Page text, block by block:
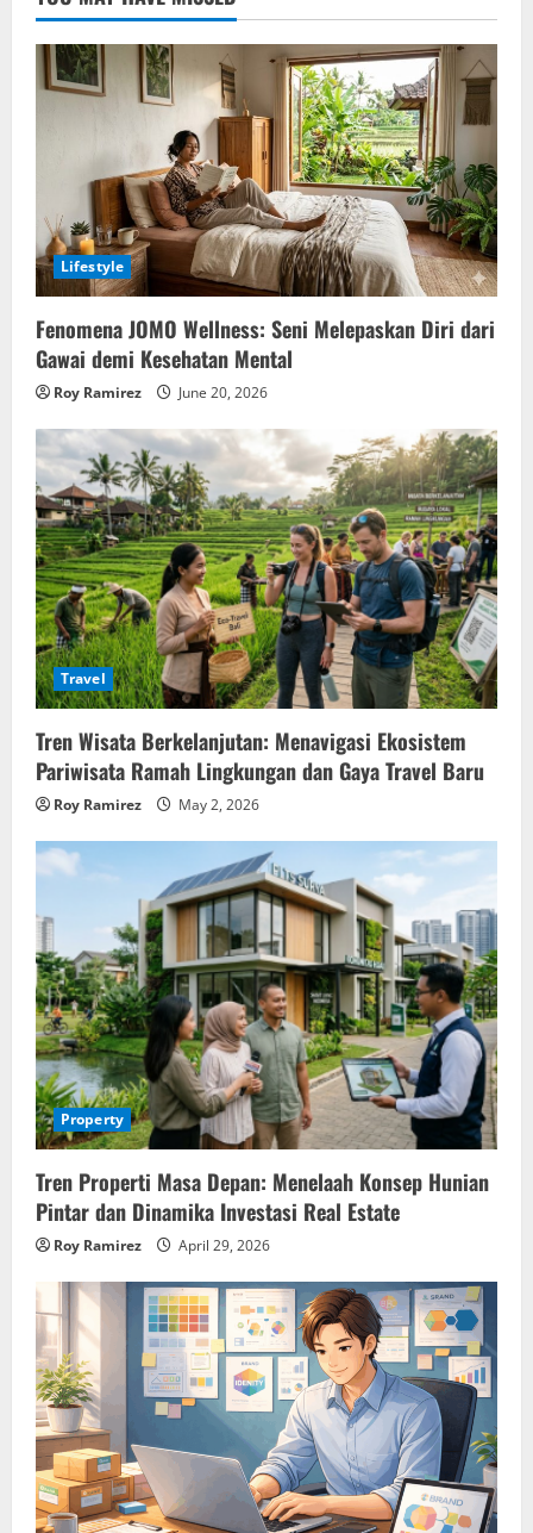
Lifestyle
Fenomena JOMO Wellness: Seni Melepaskan Diri dari
Gawai demi Kesehatan Mental
Roy Ramirez June 20, 2026
Travel
Tren Wisata Berkelanjutan: Menavigasi Ekosistem
Pariwisata Ramah Lingkungan dan Gaya Travel Baru
Roy Ramirez May 2, 2026
Property
Tren Properti Masa Depan: Menelaah Konsep Hunian
Pintar dan Dinamika Investasi Real Estate
Roy Ramirez April 29, 2026